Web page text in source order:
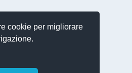
cookie per migliorare